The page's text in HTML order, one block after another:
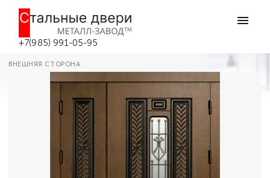
+7(985) 991-05-95
Металлическая двухстворчатая
парадная дверь №353 в Боровске
ВНЕШНЯЯ СТОРОНА